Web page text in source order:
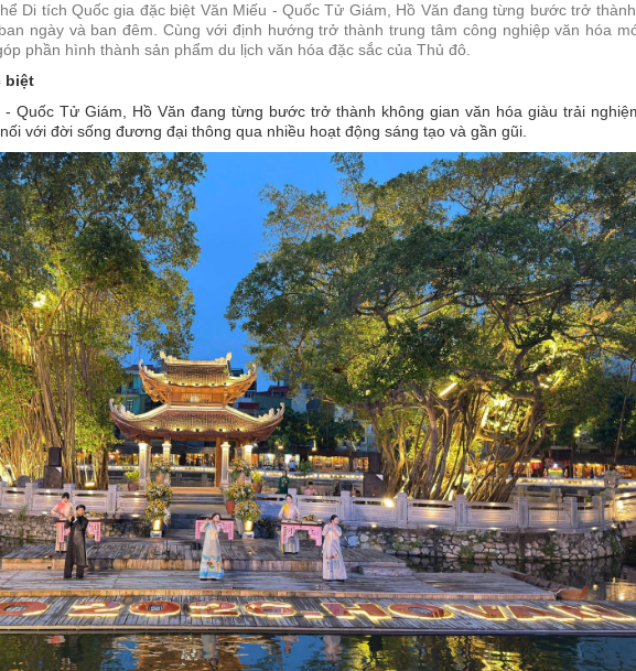
Di tích Quốc gia đặc biệt Văn Miếu - Quốc Tử Giám, Hồ Văn đang từng bước trở
ngày và ban đêm. Cùng với định hướng trở thành trung tâm công nghiệp văn hóa
phần hình thành sản phẩm du lịch văn hóa đặc sắc của Thủ đô.
biệt
Quốc Tử Giám, Hồ Văn đang từng bước trở thành không gian văn hóa giàu trải
với đời sống đương đại thông qua nhiều hoạt động sáng tạo và gần gũi.